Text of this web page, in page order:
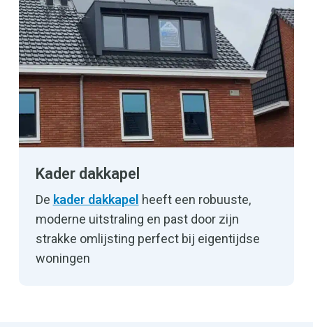
Kader dakkapel
De kader dakkapel heeft een robuuste,
moderne uitstraling en past door zijn
strakke omlijsting perfect bij eigentijdse
woningen